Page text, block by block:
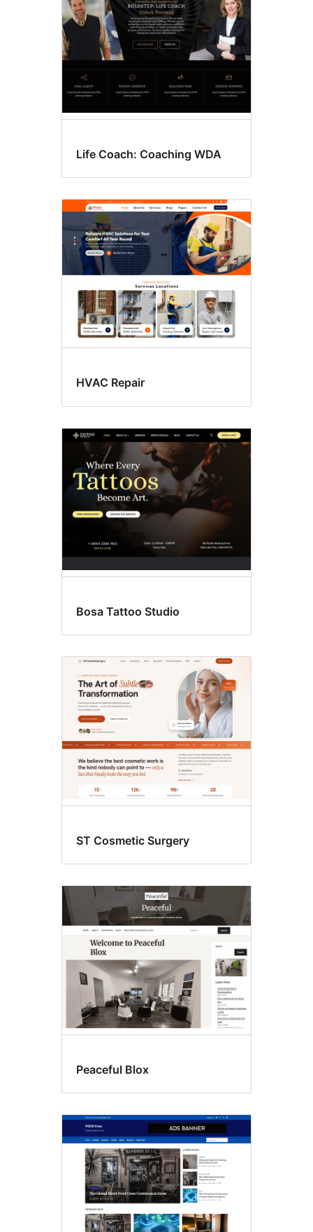
Life Coach: Coaching WDA
HVAC Repair
Bosa Tattoo Studio
ST Cosmetic Surgery
Peaceful Blox